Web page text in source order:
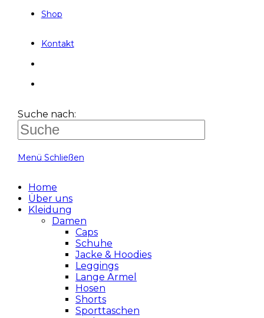
Shop
Kontakt
Suche nach:
Menü Schließen
Home
Über uns
Kleidung
Damen
Caps
Schuhe
Jacke & Hoodies
Leggings
Lange Ärmel
Hosen
Shorts
Sporttaschen